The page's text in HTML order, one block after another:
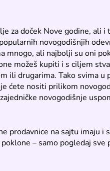
za doček Nove godine, ali i
novogodišnjih
mnogo, ali najbolji su oni
možeš kupiti i s ciljem
ili drugarima. Tako svima u
ćete nositi prilikom
novogodišnje
prodavnice na sajtu imaju i
– samo pogledaj sve